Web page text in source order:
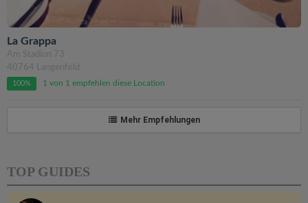
La Grappa
Am Stadion 73
40764 Langenfeld
100% 1 von 1 empfehlen diese Location
Mehr Empfehlungen
TOP GUIDES